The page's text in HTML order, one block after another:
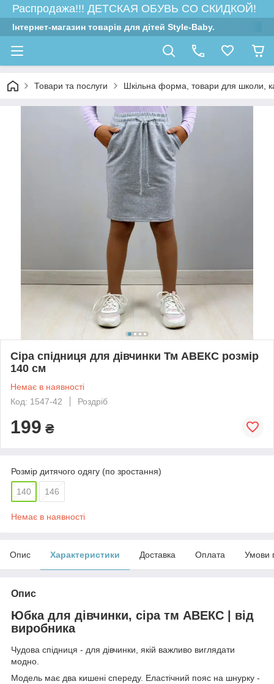
Распродажа!!! ДЕТСКАЯ ОБУВЬ СО СКИДКОЙ!
Інтернет-магазин товарів для дітей Style-Baby.
Товари та послуги Шкільна форма, товари для школи,
Сіра спідниця для дівчинки Тм АВЕКС розмір
140 см
Немає в наявності
Код: 1547-42
Роздріб
199 ₴
Розмір дитячого одягу (по зростання)
140 146
Немає в наявності
Опис Характеристики Доставка Оплата Умови
Опис
Юбка для дівчинки, сіра тм АВЕКС | від
виробника
Чудова спідниця - для дівчинки, якій важливо виглядати
модно.
Модель має два кишені спереду. Еластічний пояс на шнурку -